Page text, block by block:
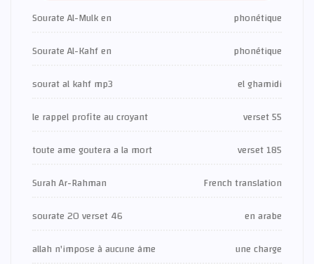
Sourate Al-Mulk en
phonétique
Sourate Al-Kahf en
phonétique
sourat al kahf mp3
el ghamidi
le rappel profite au croyant
verset 55
toute ame goutera a la mort
verset 185
Surah Ar-Rahman
French translation
sourate 20 verset 46
en arabe
allah n'impose à aucune âme
une charge